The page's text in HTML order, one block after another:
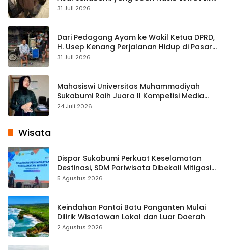
Streaming
31 Juli 2026
Dari Pedagang Ayam ke Wakil Ketua DPRD,
H. Usep Kenang Perjalanan Hidup di Pasar
Cisaat
31 Juli 2026
Mahasiswi Universitas Muhammadiyah
Sukabumi Raih Juara II Kompetisi Media
Pembelajaran Digital Tingkat Internasional
24 Juli 2026
Wisata
Dispar Sukabumi Perkuat Keselamatan
Destinasi, SDM Pariwisata Dibekali Mitigasi
hingga Teknik Evakuasi
5 Agustus 2026
Keindahan Pantai Batu Panganten Mulai
Dilirik Wisatawan Lokal dan Luar Daerah
2 Agustus 2026